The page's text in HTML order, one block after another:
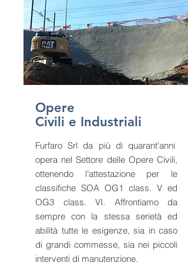
Opere
Civili e Industriali
Furfaro Srl da più di quarant'anni
opera nel Settore delle Opere Civili,
ottenendo l’attestazione per le
classifiche SOA OG1 class. V ed
OG3 class. VI. Affrontiamo da
sempre con la stessa serietà ed
abilità tutte le esigenze, sia in caso
di grandi commesse, sia nei piccoli
interventi di manutenzione.